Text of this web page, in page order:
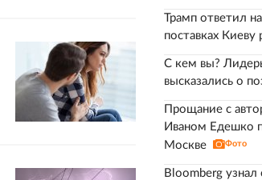
Трамп ответил
поставках Киеву
С кем вы?
высказались о
Прощание с
Иваном Едешко
Москве
Фото
Bloomberg